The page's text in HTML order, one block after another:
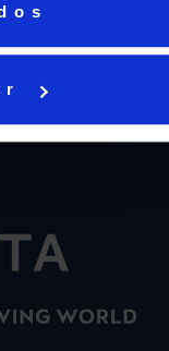
e
uma
líderes do
escola do